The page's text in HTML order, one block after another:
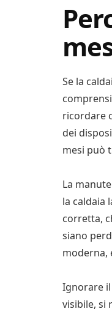
Se la
ricordare
dei
mesi può
La
la caldaia
corretta,
siano
moderna,
Ignorare
visibile, si